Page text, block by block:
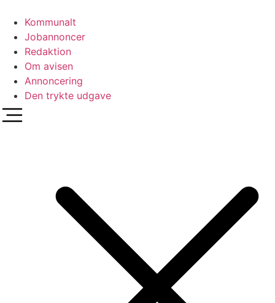
indhold
Kommunalt
Jobannoncer
Redaktion
Om avisen
Annoncering
Den trykte udgave